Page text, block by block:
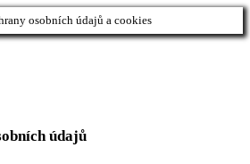
osobních údajů a cookies
údajů